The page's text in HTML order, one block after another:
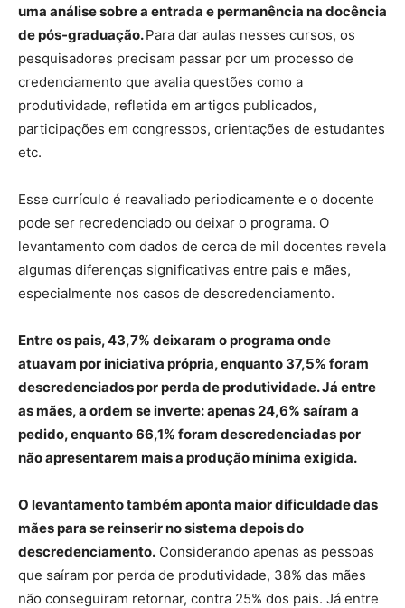
uma análise sobre a entrada e permanência na docência
de pós-graduação.Para dar aulas nesses cursos, os
pesquisadores precisam passar por um processo de
credenciamento que avalia questões como a
produtividade, refletida em artigos publicados,
participações em congressos, orientações de estudantes
etc.
Esse currículo é reavaliado periodicamente e o docente
pode ser recredenciado ou deixar o programa. O
levantamento com dados de cerca de mil docentes revela
algumas diferenças significativas entre pais e mães,
especialmente nos casos de descredenciamento.
Entre os pais, 43,7% deixaram o programa onde
atuavam por iniciativa própria, enquanto 37,5% foram
descredenciados por perda de produtividade. Já entre
as mães, a ordem se inverte: apenas 24,6% saíram a
pedido, enquanto 66,1% foram descredenciadas por
não apresentarem mais a produção mínima exigida.
O levantamento também aponta maior dificuldade das
mães para se reinserir no sistema depois do
descredenciamento. Considerando apenas as pessoas
que saíram por perda de produtividade, 38% das mães
não conseguiram retornar, contra 25% dos pais. Já entre